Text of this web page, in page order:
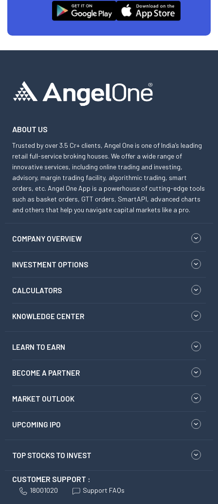
ABOUT US
Trusted by over 3.5 Cr+ clients, Angel One is one of India’s leading
retail full-service broking houses. We offer a wide range of
innovative services, including online trading and investing,
advisory, margin trading facility, algorithmic trading, smart
orders, etc. Angel One App is a powerhouse of cutting-edge tools
such as basket orders, GTT orders, SmartAPI, advanced charts
and others that help you navigate capital markets like a pro.
COMPANY OVERVIEW
INVESTMENT OPTIONS
CALCULATORS
KNOWLEDGE CENTER
LEARN TO EARN
BECOME A PARTNER
MARKET OUTLOOK
UPCOMING IPO
TOP STOCKS TO INVEST
CUSTOMER SUPPORT :
18001020 Support FAQs